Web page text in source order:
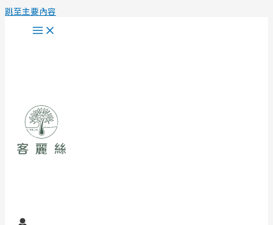
跳至主要內容